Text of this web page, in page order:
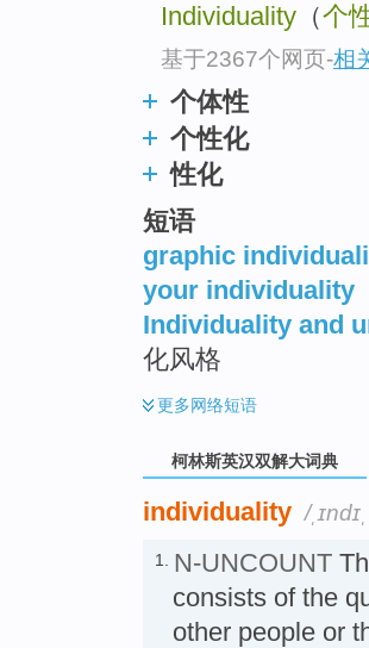
Individuality （个
基于2367个网页-相
个体性
个性化
性化
短语
graphic
your individuality
Individuality and
化风格
更多网络短语
柯林斯英汉双解大词典
individuality /
1. N-UNCOUNT
consists of the
other people or